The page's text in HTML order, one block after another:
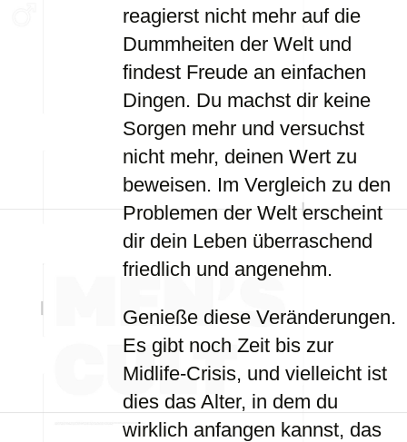
reagierst nicht mehr auf die
Dummheiten der Welt und
findest Freude an einfachen
Dingen. Du machst dir keine
Sorgen mehr und versuchst
nicht mehr, deinen Wert zu
beweisen. Im Vergleich zu den
Problemen der Welt erscheint
dir dein Leben überraschend
friedlich und angenehm.
Genieße diese Veränderungen.
Es gibt noch Zeit bis zur
Midlife-Crisis, und vielleicht ist
dies das Alter, in dem du
wirklich anfangen kannst, das